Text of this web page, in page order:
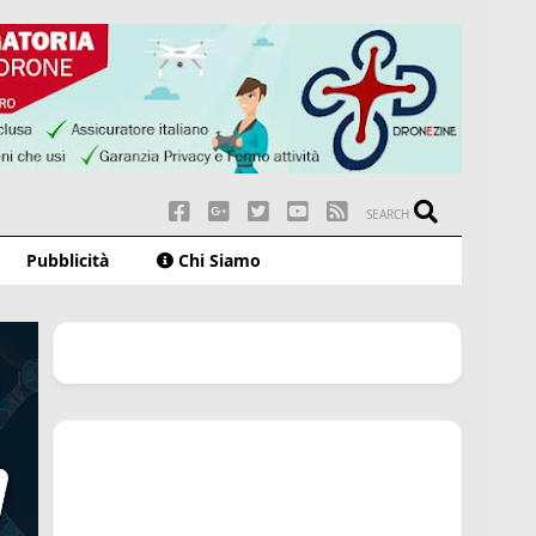
SEARCH
Pubblicità Chi Siamo